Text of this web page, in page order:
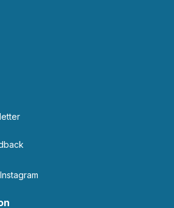
Instagram